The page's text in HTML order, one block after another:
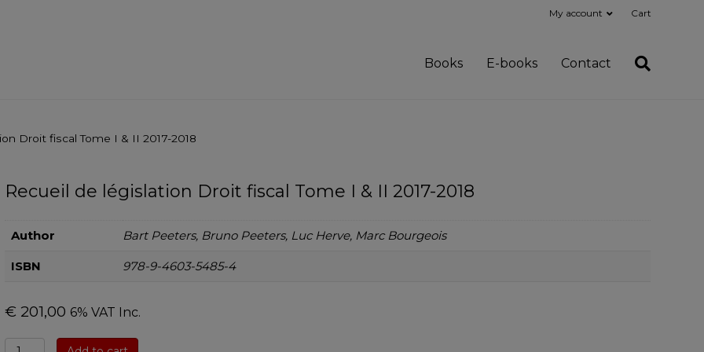
My account Cart
Books E-books Contact
Droit fiscal Tome I & II 2017-2018
Recueil de législation Droit fiscal Tome I & II 2017-2018
Author Bart Peeters, Bruno Peeters, Luc Herve, Marc Bourgeois
ISBN 978-9-4603-5485-4
€ 201,00 6% VAT Inc.
Recueil